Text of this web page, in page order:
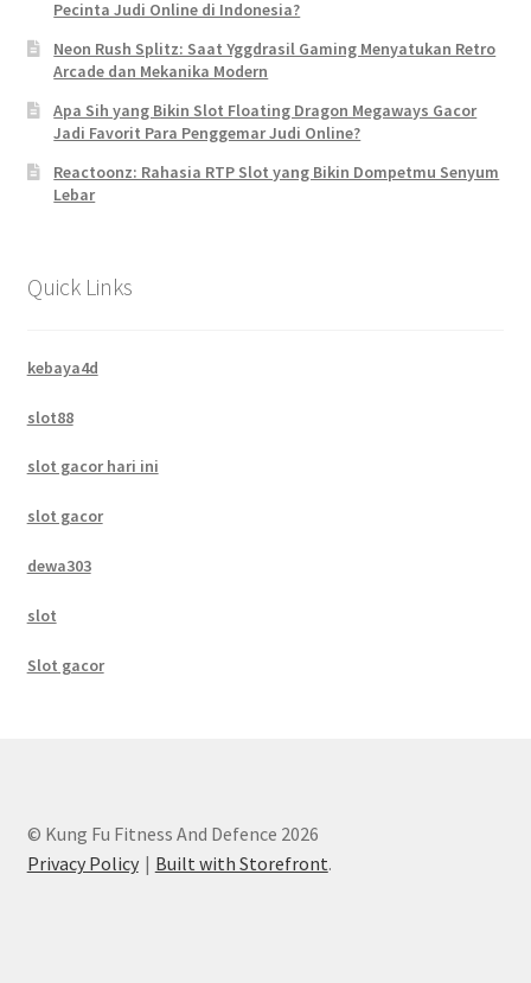
Pecinta Judi Online di Indonesia?
Neon Rush Splitz: Saat Yggdrasil Gaming Menyatukan Retro
Arcade dan Mekanika Modern
Apa Sih yang Bikin Slot Floating Dragon Megaways Gacor
Jadi Favorit Para Penggemar Judi Online?
Reactoonz: Rahasia RTP Slot yang Bikin Dompetmu Senyum
Lebar
Quick Links
kebaya4d
slot88
slot gacor hari ini
slot gacor
dewa303
slot
Slot gacor
© Kung Fu Fitness And Defence 2026
Privacy Policy
Built with Storefront.